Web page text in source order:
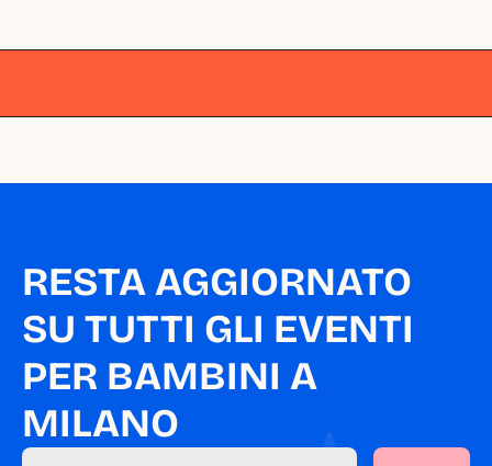
RESTA AGGIORNATO
SU TUTTI GLI EVENTI
PER BAMBINI A
MILANO